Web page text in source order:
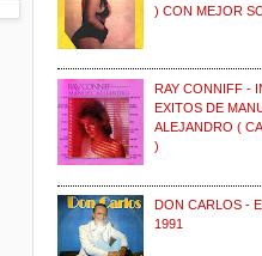
) CON MEJOR
RAY CONNIFF -
EXITOS DE
ALEJANDRO (
)
DON CARLOS -
1991